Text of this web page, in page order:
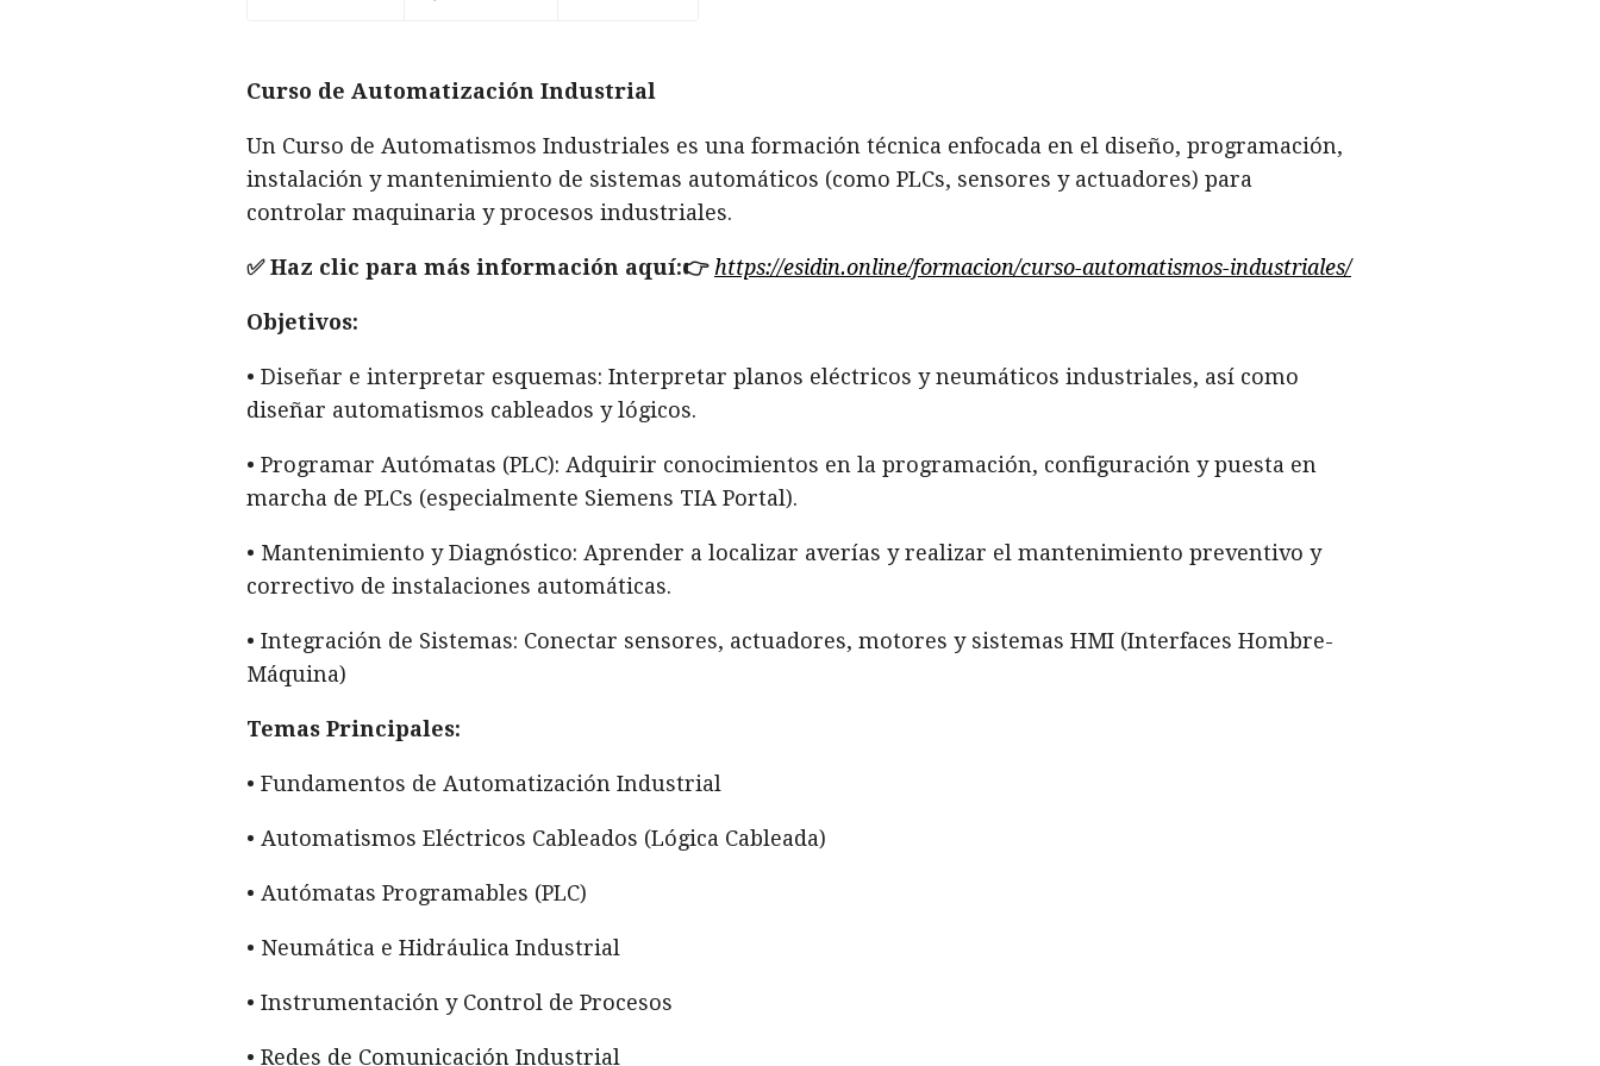
Curso de Automatización Industrial
Un Curso de Automatismos Industriales es una formación técnica enfocada en el diseño, programación,
instalación y mantenimiento de sistemas automáticos (como PLCs, sensores y actuadores) para
controlar maquinaria y procesos industriales.
✅ Haz clic para más información aquí:👉 https://esidin.online/formacion/curso-automatismos-industriales/
Objetivos:
• Diseñar e interpretar esquemas: Interpretar planos eléctricos y neumáticos industriales, así como
diseñar automatismos cableados y lógicos.
• Programar Autómatas (PLC): Adquirir conocimientos en la programación, configuración y puesta en
marcha de PLCs (especialmente Siemens TIA Portal).
• Mantenimiento y Diagnóstico: Aprender a localizar averías y realizar el mantenimiento preventivo y
correctivo de instalaciones automáticas.
• Integración de Sistemas: Conectar sensores, actuadores, motores y sistemas HMI (Interfaces Hombre-
Máquina)
Temas Principales:
• Fundamentos de Automatización Industrial
• Automatismos Eléctricos Cableados (Lógica Cableada)
• Autómatas Programables (PLC)
• Neumática e Hidráulica Industrial
• Instrumentación y Control de Procesos
• Redes de Comunicación Industrial